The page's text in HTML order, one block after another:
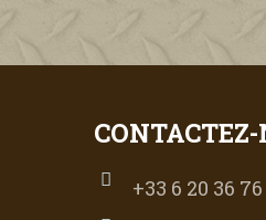
+33 6 20 36